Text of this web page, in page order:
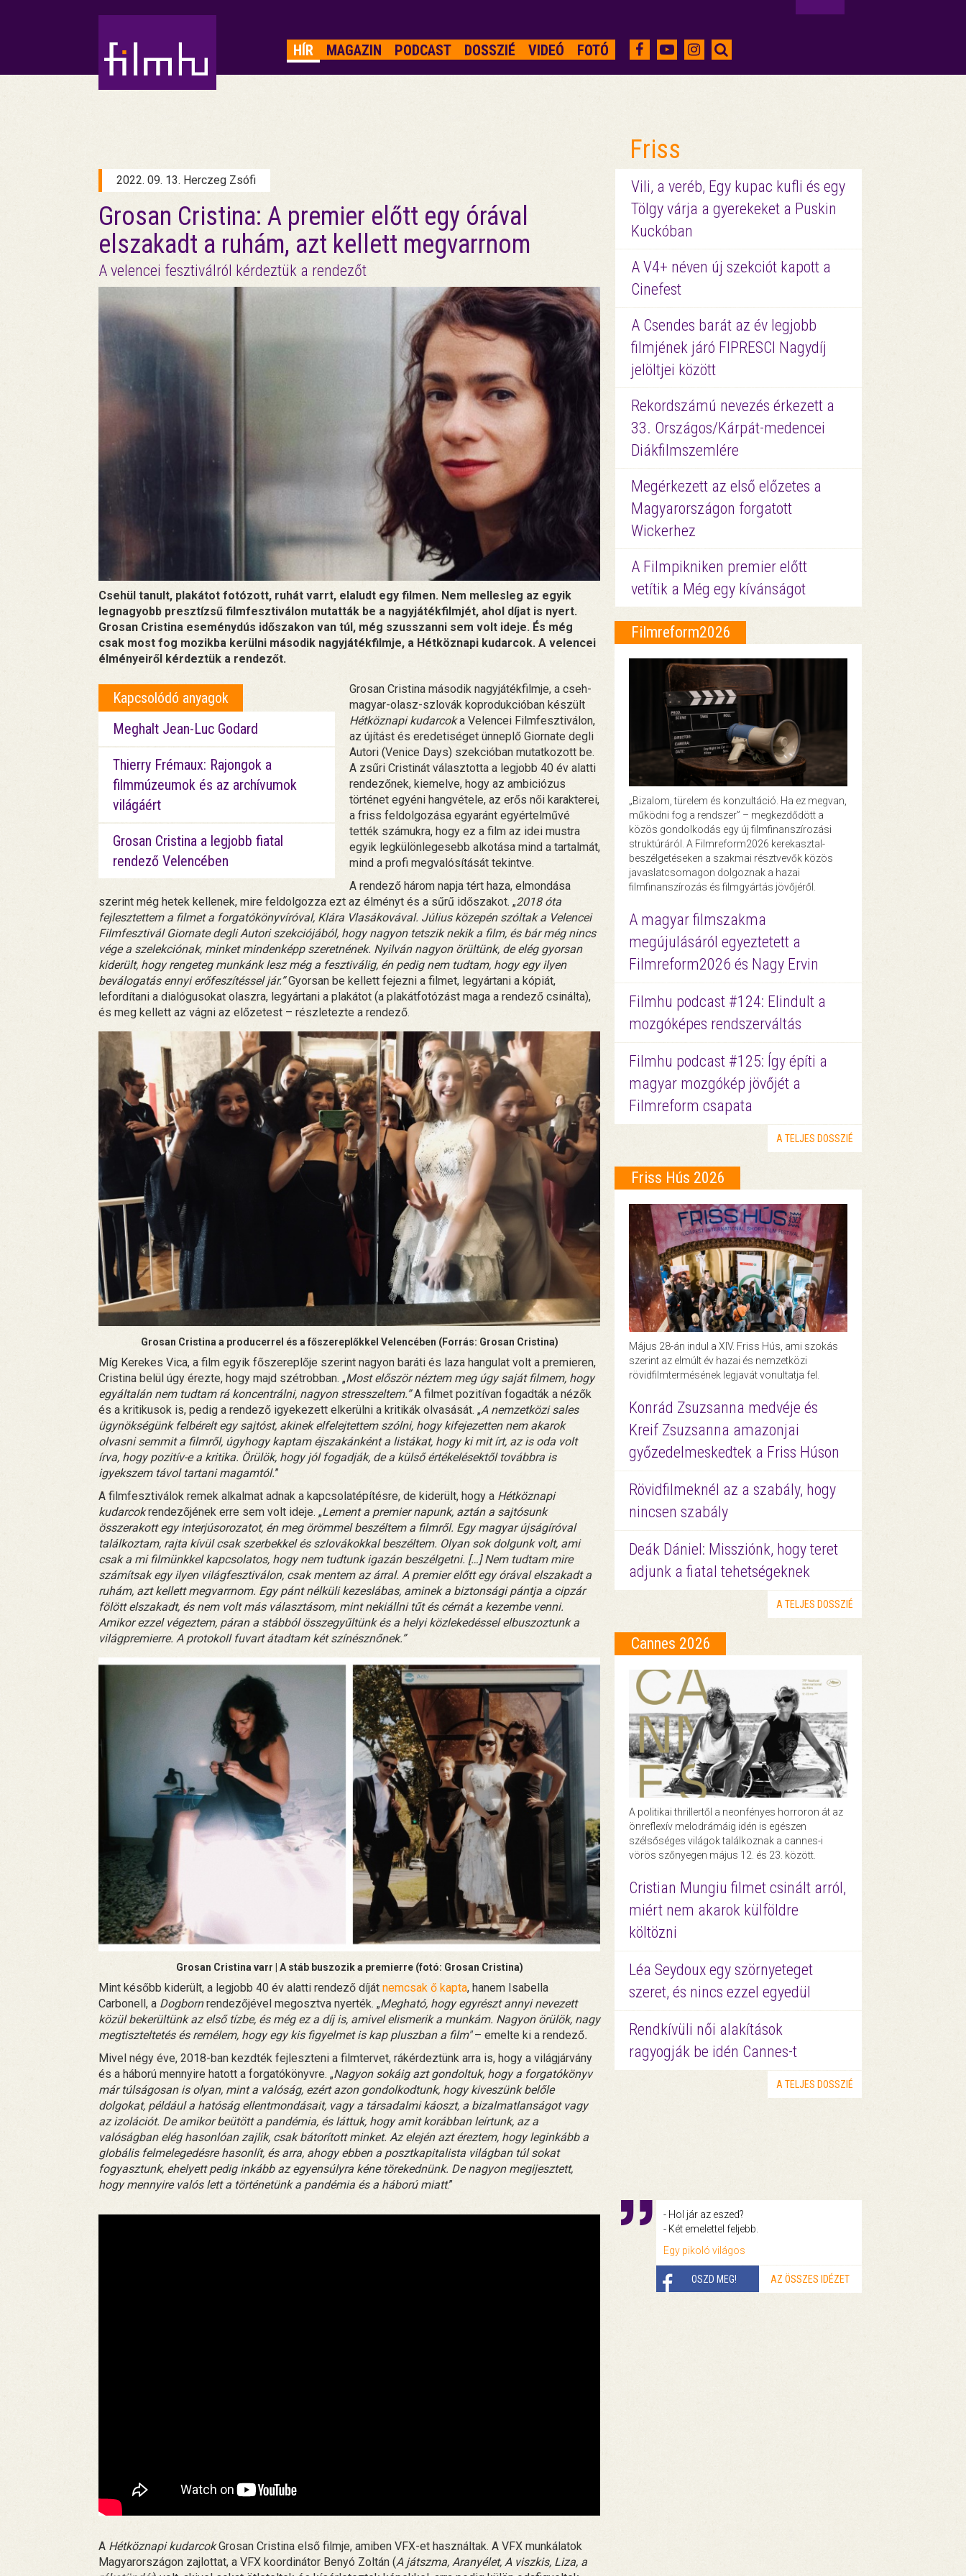
HÍR MAGAZIN PODCAST DOSSZIÉ VIDEÓ FOTÓ
2022. 09. 13. Herczeg Zsófi
Grosan Cristina: A premier előtt egy órával
elszakadt a ruhám, azt kellett megvarrnom
A velencei fesztiválról kérdeztük a rendezőt
Csehül tanult, plakátot fotózott, ruhát varrt, elaludt egy filmen. Nem mellesleg az egyik
legnagyobb presztízsű filmfesztiválon mutatták be a nagyjátékfilmjét, ahol díjat is nyert.
Grosan Cristina eseménydús időszakon van túl, még szusszanni sem volt ideje. És még
csak most fog mozikba kerülni második nagyjátékfilmje, a Hétköznapi kudarcok. A velencei
élményeiről kérdeztük a rendezőt.
Kapcsolódó anyagok
Meghalt Jean-Luc Godard
Thierry Frémaux: Rajongok a
filmmúzeumok és az archívumok
világáért
Grosan Cristina a legjobb fiatal
rendező Velencében
Grosan Cristina második nagyjátékfilmje, a cseh-
magyar-olasz-szlovák koprodukcióban készült
Hétköznapi kudarcoka Velencei Filmfesztiválon,
az újítást és eredetiséget ünneplő Giornate degli
Autori (Venice Days) szekcióban mutatkozott be.
A zsűri Cristinát választotta a legjobb 40 év alatti
rendezőnek, kiemelve, hogy az ambiciózus
történet egyéni hangvétele, az erős női karakterei,
a friss feldolgozása egyaránt egyértelművé
tették számukra, hogy ez a film az idei mustra
egyik legkülönlegesebb alkotása mind a tartalmát,
mind a profi megvalósítását tekintve.
A rendező három napja tért haza, elmondása
szerint még hetek kellenek, mire feldolgozza ezt az élményt és a sűrű időszakot. „2018 óta
fejlesztettem a filmet a forgatókönyvíróval, Klára Vlasákovával. Július közepén szóltak a Velencei
Filmfesztivál Giornate degli Autori szekciójából, hogy nagyon tetszik nekik a film, és bár még nincs
vége a szelekciónak, minket mindenképp szeretnének. Nyilván nagyon örültünk, de elég gyorsan
kiderült, hogy rengeteg munkánk lesz még a fesztiválig, én pedig nem tudtam, hogy egy ilyen
beválogatás ennyi erőfeszítéssel jár.”Gyorsan be kellett fejezni a filmet, legyártani a kópiát,
lefordítani a dialógusokat olaszra, legyártani a plakátot (a plakátfotózást maga a rendező csinálta),
és meg kellett az vágni az előzetest – részletezte a rendező.
Grosan Cristina a producerrel és a főszereplőkkel Velencében (Forrás: Grosan Cristina)
Míg Kerekes Vica, a film egyik főszereplője szerint nagyon baráti és laza hangulat volt a premieren,
Cristina belül úgy érezte, hogy majd szétrobban. „Most először néztem meg úgy saját filmem, hogy
egyáltalán nem tudtam rá koncentrálni, nagyon stresszeltem.”A filmet pozitívan fogadták a nézők
és a kritikusok is, pedig a rendező igyekezett elkerülni a kritikák olvasását. „A nemzetközi sales
ügynökségünk felbérelt egy sajtóst, akinek elfelejtettem szólni, hogy kifejezetten nem akarok
olvasni semmit a filmről, úgyhogy kaptam éjszakánként a listákat, hogy ki mit írt, az is oda volt
írva, hogy pozitív-e a kritika. Örülök, hogy jól fogadják, de a külső értékelésektől továbbra is
igyekszem távol tartani magamtól.”
A filmfesztiválok remek alkalmat adnak a kapcsolatépítésre, de kiderült, hogy a Hétköznapi
kudarcokrendezőjének erre sem volt ideje. „Lement a premier napunk, aztán a sajtósunk
összerakott egy interjúsorozatot, én meg örömmel beszéltem a filmről. Egy magyar újságíróval
találkoztam, rajta kívül csak szerbekkel és szlovákokkal beszéltem. Olyan sok dolgunk volt, ami
csak a mi filmünkkel kapcsolatos, hogy nem tudtunk igazán beszélgetni. […] Nem tudtam mire
számítsak egy ilyen világfesztiválon, csak mentem az árral. A premier előtt egy órával elszakadt a
ruhám, azt kellett megvarrnom. Egy pánt nélküli kezeslábas, aminek a biztonsági pántja a cipzár
fölött elszakadt, és nem volt más választásom, mint nekiállni tűt és cérnát a kezembe venni.
Amikor ezzel végeztem, páran a stábból összegyűltünk és a helyi közlekedéssel elbuszoztunk a
világpremierre. A protokoll fuvart átadtam két színésznőnek.”
Grosan Cristina varr | A stáb buszozik a premierre (fotó: Grosan Cristina)
Mint később kiderült, a legjobb 40 év alatti rendező díját nemcsak ő kapta, hanem Isabella
Carbonell, a Dogbornrendezőjével megosztva nyerték. „Megható, hogy egyrészt annyi nevezett
közül bekerültünk az első tízbe, és még ez a díj is, amivel elismerik a munkám. Nagyon örülök, nagy
megtiszteltetés és remélem, hogy egy kis figyelmet is kap pluszban a film"– emelte ki a rendező.
Mivel négy éve, 2018-ban kezdték fejleszteni a filmtervet, rákérdeztünk arra is, hogy a világjárvány
és a háború mennyire hatott a forgatókönyvre. „Nagyon sokáig azt gondoltuk, hogy a forgatókönyv
már túlságosan is olyan, mint a valóság, ezért azon gondolkodtunk, hogy kiveszünk belőle
dolgokat, például a hatóság ellentmondásait, vagy a társadalmi káoszt, a bizalmatlanságot vagy
az izolációt. De amikor beütött a pandémia, és láttuk, hogy amit korábban leírtunk, az a
valóságban elég hasonlóan zajlik, csak bátorított minket. Az elején azt éreztem, hogy leginkább a
globális felmelegedésre hasonlít, és arra, ahogy ebben a posztkapitalista világban túl sokat
fogyasztunk, ehelyett pedig inkább az egyensúlyra kéne törekednünk. De nagyon megijesztett,
hogy mennyire valós lett a történetünk a pandémia és a háború miatt.”
A Hétköznapi kudarcokGrosan Cristina első filmje, amiben VFX-et használtak. A VFX munkálatok
Magyarországon zajlottat, a VFX koordinátor Benyó Zoltán (A játszma, Aranyélet, A viszkis, Liza, a
Friss
Vili, a veréb, Egy kupac kufli és egy
Tölgy várja a gyerekeket a Puskin
Kuckóban
A V4+ néven új szekciót kapott a
Cinefest
A Csendes barát az év legjobb
filmjének járó FIPRESCI Nagydíj
jelöltjei között
Rekordszámú nevezés érkezett a
33. Országos/Kárpát-medencei
Diákfilmszemlére
Megérkezett az első előzetes a
Magyarországon forgatott
Wickerhez
A Filmpikniken premier előtt
vetítik a Még egy kívánságot
Filmreform2026
„Bizalom, türelem és konzultáció. Ha ez megvan,
működni fog a rendszer” – megkezdődött a
közös gondolkodás egy új filmfinanszírozási
struktúráról. A Filmreform2026 kerekasztal-
beszélgetéseken a szakmai résztvevők közös
javaslatcsomagon dolgoznak a hazai
filmfinanszírozás és filmgyártás jövőjéről.
A magyar filmszakma
megújulásáról egyeztetett a
Filmreform2026 és Nagy Ervin
Filmhu podcast #124: Elindult a
mozgóképes rendszerváltás
Filmhu podcast #125: Így építi a
magyar mozgókép jövőjét a
Filmreform csapata
A TELJES DOSSZIÉ
Friss Hús 2026
Május 28-án indul a XIV. Friss Hús, ami szokás
szerint az elmúlt év hazai és nemzetközi
rövidfilmtermésének legjavát vonultatja fel.
Konrád Zsuzsanna medvéje és
Kreif Zsuzsanna amazonjai
győzedelmeskedtek a Friss Húson
Rövidfilmeknél az a szabály, hogy
nincsen szabály
Deák Dániel: Missziónk, hogy teret
adjunk a fiatal tehetségeknek
A TELJES DOSSZIÉ
Cannes 2026
A politikai thrillertől a neonfényes horroron át az
önreflexív melodrámáig idén is egészen
szélsőséges világok találkoznak a cannes-i
vörös szőnyegen május 12. és 23. között.
Cristian Mungiu filmet csinált arról,
miért nem akarok külföldre
költözni
Léa Seydoux egy szörnyeteget
szeret, és nincs ezzel egyedül
Rendkívüli női alakítások
ragyogják be idén Cannes-t
A TELJES DOSSZIÉ
- Hol jár az eszed?
- Két emelettel feljebb.
Egy pikoló világos
OSZD MEG! AZ ÖSSZES IDÉZET